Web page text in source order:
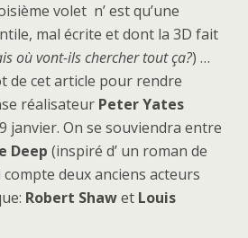
volet n’ est qu’une
mal écrite et dont la 3D fait
où vont-ils chercher tout ça?) …
de cet article pour rendre
réalisateur Peter Yates
janvier. On se souviendra entre
Deep (inspiré d’ un roman de
compte deux anciens acteurs
Robert Shawet Louis